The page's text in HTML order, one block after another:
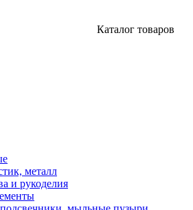
Каталог товаров
металл
и рукоделия